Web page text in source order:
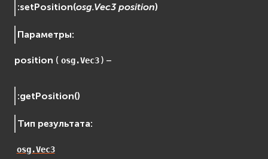
:setPosition(osg.Vec3 position)
Параметры:
position ( osg.Vec3 ) –
:getPosition()
Тип результата:
osg.Vec3